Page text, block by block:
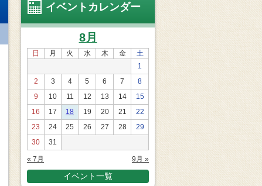
内
イベントカレンダー
8月
日 月 火 水 木 金
土
1
2
3 4 5 6 7
8
9
10 11 12 13 14
15
16
17 18 19 20 21
22
23
24 25 26 27 28
29
30
31
« 7月 9月 »
イベント一覧